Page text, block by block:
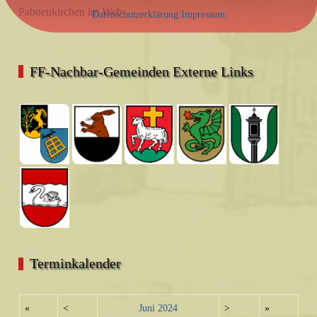
Pabneukirchen im Web
FF-Nachbar-Gemeinden Externe Links
Terminkalender
« < Juni 2024 > »
Datenschutzerklärung Impressum